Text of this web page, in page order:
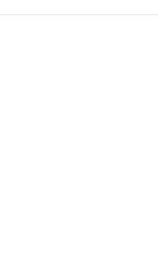
en un local que quedó
a difundir material que
trompeta y
subiré mil
estaba y lo
con el